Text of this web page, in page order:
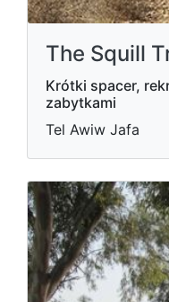
The Squill
Krótki spacer,
zabytkami
Tel Awiw Jafa